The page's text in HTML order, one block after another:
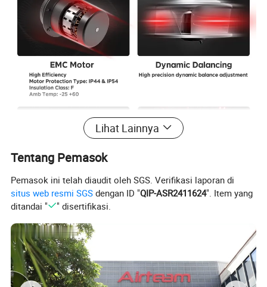
Lihat Lainnya
Tentang Pemasok
Pemasok ini telah diaudit oleh SGS. Verifikasi laporan di
situs web resmi SGS dengan ID "QIP-ASR2411624". Item yang
ditandai "
" disertifikasi.